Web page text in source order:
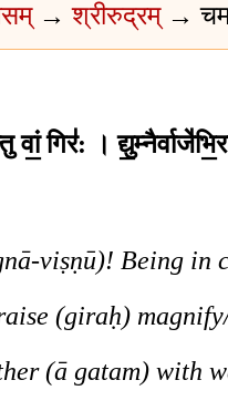
→श्रीरुद्रम्→
वां॒ गिर॑: ।
viṣṇū)! Being in
(giraḥ)
(ā gatam) with